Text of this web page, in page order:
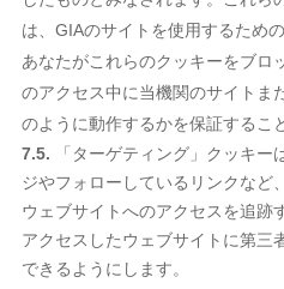
は、GIAのサイトを使用するため
あなたがこれらのクッキーをブロ
のアクセス中に当機関のサイトま
のように動作するかを保証するこ
7.5. 「ターゲティング」クッキー
ジやフォローしているリンクなど
ウェブサイトへのアクセスを追跡
アクセスしたウェブサイトに第三
できるようにします。